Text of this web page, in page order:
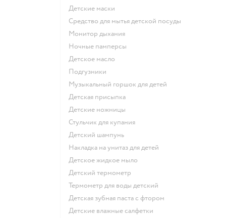
детские маски
средство для мытья детской посуды
монитор дыхания
ночные памперсы
детское масло
подгузники
музыкальный горшок для детей
детская присыпка
детские ножницы
стульчик для купания
детский шампунь
накладка на унитаз для детей
детское жидкое мыло
детский термометр
термометр для воды детский
детская зубная паста с фтором
детские влажные салфетки